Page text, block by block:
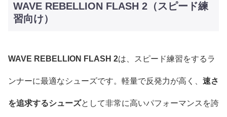
WAVE REBELLION FLASH 2（スピード練
習向け）
WAVE REBELLION FLASH 2は、スピード練習をするラ
ンナーに最適なシューズです。軽量で反発力が高く、 速さ
を追求するシューズとして非常に高いパフォーマンスを誇